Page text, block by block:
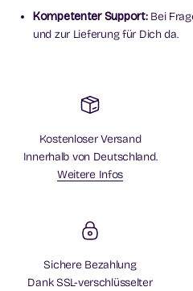
Kompetenter Support:Bei
und zur Lieferung für Dich da.
Kostenloser Versand
Innerhalb von Deutschland.
Weitere Infos
Sichere Bezahlung
Dank SSL-verschlüsselter